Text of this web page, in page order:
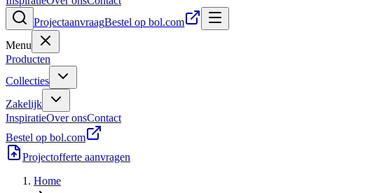
ProjectaanvraagBestel op bol.com
Menu
Producten
Collecties
Zakelijk
InspiratieOver onsContact
Bestel op bol.com
Projectofferte aanvragen
Home